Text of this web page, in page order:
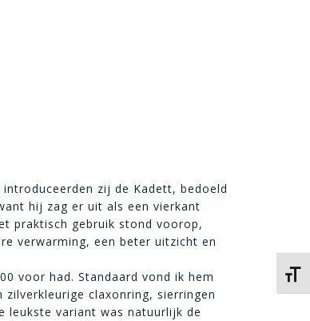
zij de Kadett, bedoeld
hij zag er uit als een vierkant
praktisch gebruik stond voorop,
verwarming, een beter uitzicht en
voor had. Standaard vond ik hem
claxonring, sierringen
leukste variant was natuurlijk de